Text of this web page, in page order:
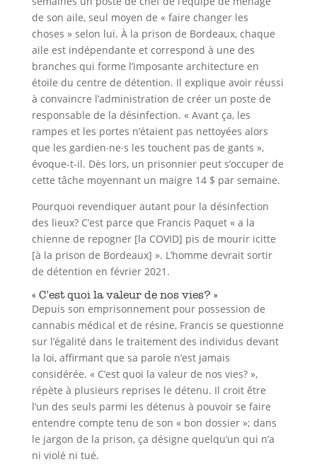
de son aile, seul moyen de « faire changer les
choses » selon lui. À la prison de Bordeaux, chaque
aile est indépendante et correspond à une des
branches qui forme l’imposante architecture en
étoile du centre de détention. Il explique avoir réussi
à convaincre l’administration de créer un poste de
responsable de la désinfection. « Avant ça, les
rampes et les portes n’étaient pas nettoyées alors
que les gardien∙ne∙s les touchent pas de gants »,
évoque-t-il. Dès lors, un prisonnier peut s’occuper de
cette tâche moyennant un maigre 14 $ par semaine.
Pourquoi revendiquer autant pour la désinfection
des lieux? C’est parce que Francis Paquet « a la
chienne de repogner [la COVID] pis de mourir icitte
[à la prison de Bordeaux] ». L’homme devrait sortir
de détention en février 2021.
« C’est quoi la valeur de nos vies? »
Depuis son emprisonnement pour possession de
cannabis médical et de résine, Francis se questionne
sur l’égalité dans le traitement des individus devant
la loi, affirmant que sa parole n’est jamais
considérée. « C’est quoi la valeur de nos vies? »,
répète à plusieurs reprises le détenu. Il croit être
l’un des seuls parmi les détenus à pouvoir se faire
entendre compte tenu de son « bon dossier »; dans
le jargon de la prison, ça désigne quelqu’un qui n’a
ni violé ni tué.